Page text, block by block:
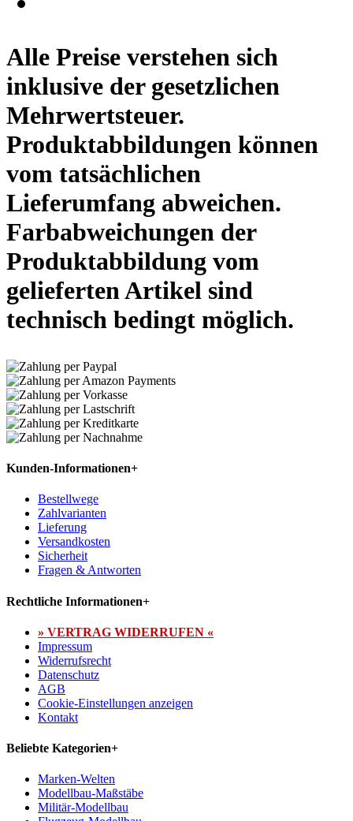
Alle Preise verstehen sich
inklusive der gesetzlichen
Mehrwertsteuer.
Produktabbildungen können
vom tatsächlichen
Lieferumfang abweichen.
Farbabweichungen der
Produktabbildung vom
gelieferten Artikel sind
technisch bedingt möglich.
Kunden-Informationen+
Bestellwege
Zahlvarianten
Lieferung
Versandkosten
Sicherheit
Fragen & Antworten
Rechtliche Informationen+
» VERTRAG WIDERRUFEN «
Impressum
Widerrufsrecht
Datenschutz
AGB
Cookie-Einstellungen anzeigen
Kontakt
Beliebte Kategorien+
Marken-Welten
Modellbau-Maßstäbe
Militär-Modellbau